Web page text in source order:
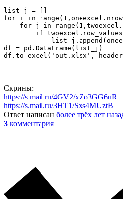
list_j = []
for i in
for j in
if
df = pd.DataFrame(list_j)
df.to_excel('out.xlsx',
Скрины:
https://s.mail.ru/4GV2/xZo3GG6uR
https://s.mail.ru/3HT1/Sxs4MUztB
Ответ написан более трёх лет
3 комментария